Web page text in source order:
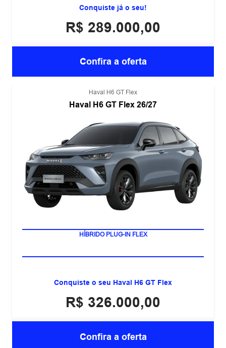
Conquiste já o seu!
R$ 289.000,00
Confira a oferta
Haval H6 GT Flex
Haval H6 GT Flex 26/27
Conquiste o seu Haval H6 GT Flex
R$ 326.000,00
Confira a oferta